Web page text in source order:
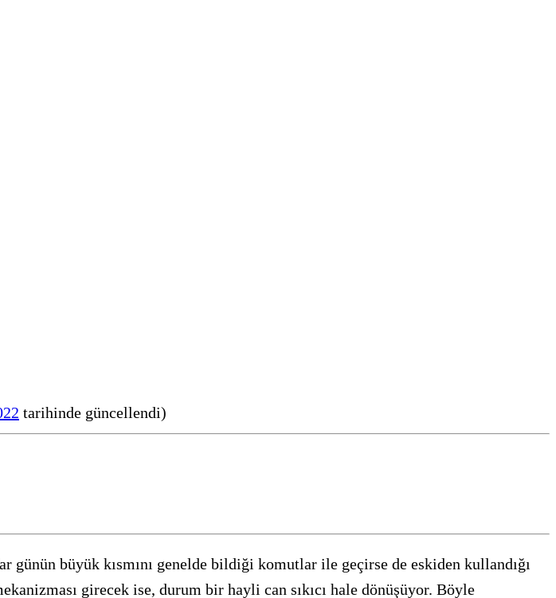
tarihinde güncellendi)
büyük kısmını genelde bildiği komutlar ile geçirse de eskiden kullandığı
girecek ise, durum bir hayli can sıkıcı hale dönüşüyor. Böyle